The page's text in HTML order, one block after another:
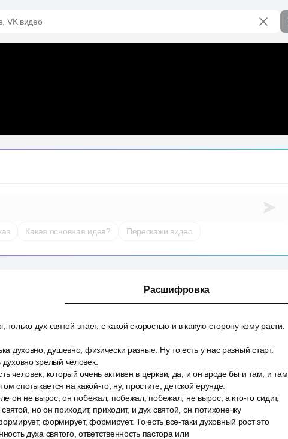
VK видео
Какая основная идея? Перескажи видео
Расшифровка
только дух святой знает, с какой скоростью и в какую сторону кому расти.
духовно, душевно, физически разные. Ну то есть у нас разный старт.
зрелый человек.
человек, который очень активен в церкви, да, и он вроде бы и там, и там,
спотыкается на какой-то, ну, простите, детской ерунде.
он не вырос, он побежал, побежал, побежал, не вырос, а кто-то сидит,
но он приходит, приходит, и дух святой, он потихонечку
формирует, формирует. То есть все-таки духовный рост это
духа святого, ответственность пастора или